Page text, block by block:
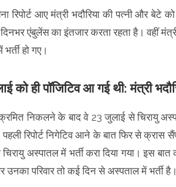
रिपोर्ट आए मंत्री भदौरिया की पत्नी और
एंबुलेंस का इंतजार करता रहता है। वहीं
हो गए।
को ही पॉजिटिव आ गई थी: मंत्री
निकलने के बाद वे 23 जुलाई से चिरायु
रिपोर्ट निगेटिव आने के बात फिर से क्रास
अस्पातल में भर्ती करा दिया गया। इस
परिवार तो कई दिन से अस्पताल में भर्ती है।